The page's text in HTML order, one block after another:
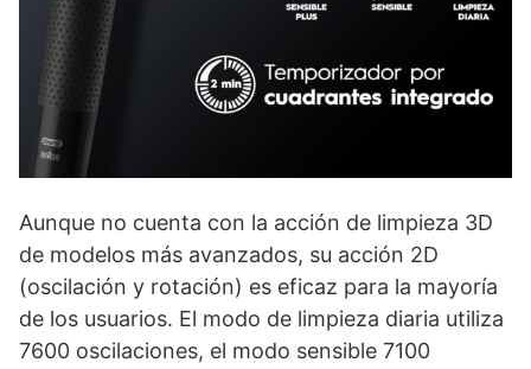
Aunque no cuenta con la acción de limpieza 3D
de modelos más avanzados, su acción 2D
(oscilación y rotación) es eficaz para la mayoría
de los usuarios. El modo de limpieza diaria utiliza
7600 oscilaciones, el modo sensible 7100